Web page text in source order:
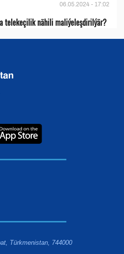
06.05.2024 - 17:02
telekeçilik nähili maliýeleşdirilýär?
Türkmenistan, 744000